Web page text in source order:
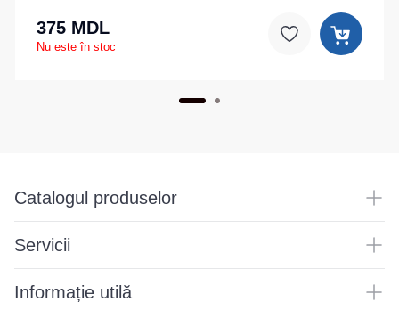
375 MDL
Nu este în stoc
Catalogul produselor
Servicii
Informație utilă